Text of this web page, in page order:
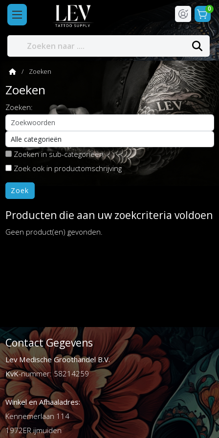
0
Zoeken
Zoeken
Zoeken:
Zoeken in sub-categorieën
Zoek ook in productomschrijving
Producten die aan uw zoekcriteria voldoen
Geen product(en) gevonden.
Contact Gegevens
Lev Medische Groothandel B.V.
KvK-nummer: 58214259
Winkel en Afhaaladres:
Kennemerlaan 114
1972ER ijmuiden